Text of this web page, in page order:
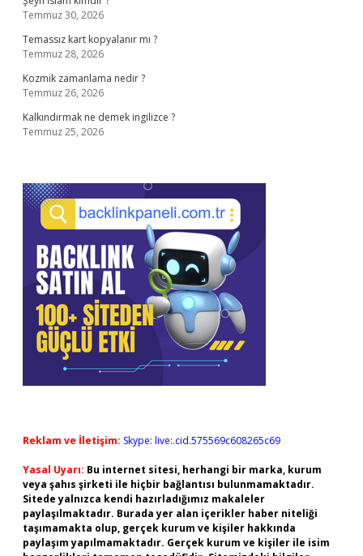
Temmuz 30, 2026
Temassız kart kopyalanır mı ?
Temmuz 28, 2026
Kozmik zamanlama nedir ?
Temmuz 26, 2026
Kalkındırmak ne demek ingilizce ?
Temmuz 25, 2026
Reklam ve İletişim: Skype: live:.cid.575569c608265c69
Yasal Uyarı: Bu internet sitesi, herhangi bir marka, kurum
veya şahıs şirketi ile hiçbir bağlantısı bulunmamaktadır.
Sitede yalnızca kendi hazırladığımız makaleler
paylaşılmaktadır. Burada yer alan içerikler haber niteliği
taşımamakta olup, gerçek kurum ve kişiler hakkında
paylaşım yapılmamaktadır. Gerçek kurum ve kişiler ile isim